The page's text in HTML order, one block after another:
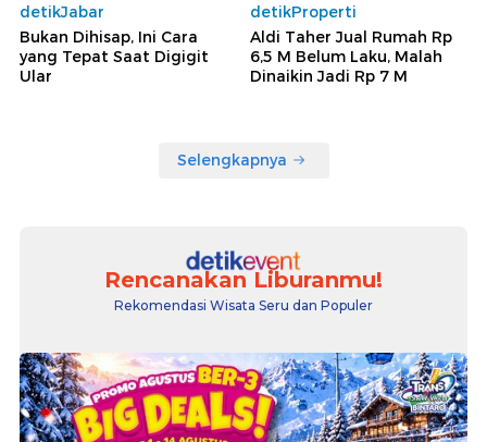
detikJabar
Bukan Dihisap, Ini Cara
yang Tepat Saat Digigit
Ular
detikProperti
Aldi Taher Jual Rumah Rp
6,5 M Belum Laku, Malah
Dinaikin Jadi Rp 7 M
Selengkapnya
Rencanakan Liburanmu!
Rekomendasi Wisata Seru dan Populer